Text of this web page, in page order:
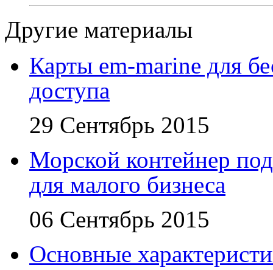
Другие материалы
Карты em-marine для
доступа
29 Сентябрь 2015
Морской контейнер
для малого бизнеса
06 Сентябрь 2015
Основные